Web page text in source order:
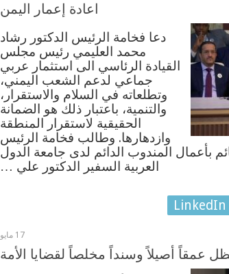
اعادة إعمار اليمن
دعا فخامة الرئيس الدكتور رشاد
محمد العليمي رئيس مجلس
القيادة الرئاسي الى استثمار عربي
جماعي لدعم الشعب اليمني،
وتطلعاته في السلام والاستقرار،
والتنمية، باعتبار ذلك هو الضمانة
الحقيقية لاستقرار المنطقة
وازدهارها. وطالب فخامة الرئيس
بأعمال المندوب الدائم لدى جامعة الدول
العربية السفير الدكتور علي …
LinkedIn
17 مايو
عمقاً أصيلاً وسنداً مخلصاً لقضايا الأمة